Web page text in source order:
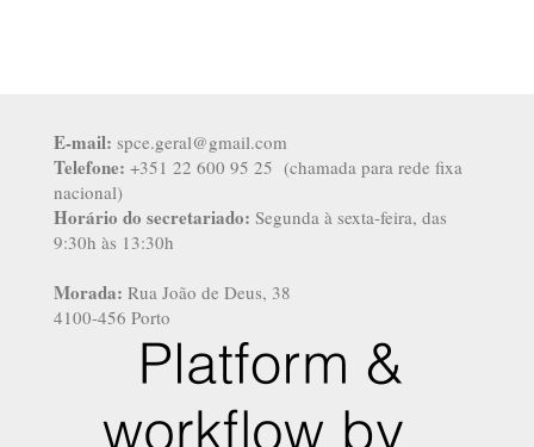
E-mail: spce.geral@gmail.com
Telefone: +351 22 600 95 25 (chamada para rede fixa
nacional)
Horário do secretariado: Segunda à sexta-feira, das
9:30h às 13:30h
Morada: Rua João de Deus, 38
4100-456 Porto